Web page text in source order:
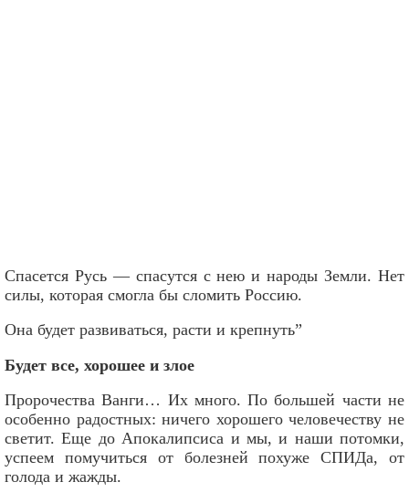
Спасется Русь — спасутся с нею и народы Земли. Нет
силы, которая смогла бы сломить Россию.
Она будет развиваться, расти и крепнуть”
Будет все, хорошее и злое
Пророчества Ванги… Их много. По большей части не
особенно радостных: ничего хорошего человечеству не
светит. Еще до Апокалипсиса и мы, и наши потомки,
успеем помучиться от болезней похуже СПИДа, от
голода и жажды.